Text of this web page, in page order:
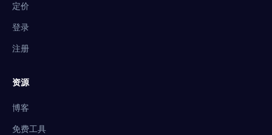
定价
登录
注册
资源
博客
免费工具